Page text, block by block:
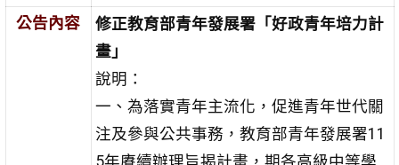
公告內容
修正教育部青年發展署「好政青年培力計
畫」
說明：
一、為落實青年主流化，促進青年世代關
注及參與公共事務，教育部青年發展署11
5年賡續辦理旨揭計畫，期各高級中等學